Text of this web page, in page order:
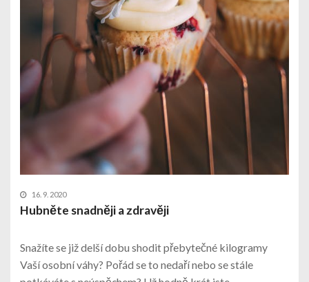
16. 9. 2020
Hubněte snadněji a zdravěji
Snažíte se již delší dobu shodit přebytečné kilogramy
Vaší osobní váhy? Pořád se to nedaří nebo se stále